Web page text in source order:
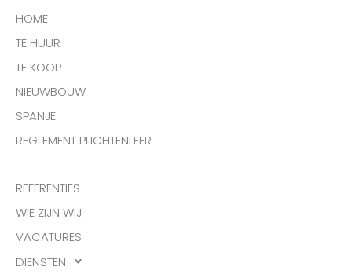
HOME
TE HUUR
TE KOOP
NIEUWBOUW
SPANJE
REGLEMENT PLICHTENLEER
REFERENTIES
WIE ZIJN WIJ
VACATURES
DIENSTEN